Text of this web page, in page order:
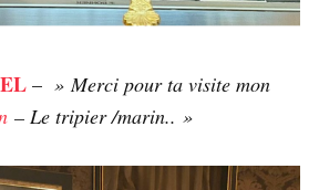
– »Merci pour ta visite mon
– Le tripier /marin.. »